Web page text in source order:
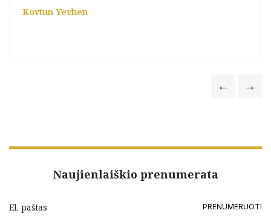
Kovtun Yevhen
Naujienlaiškio prenumerata
PRENUMERUOTI